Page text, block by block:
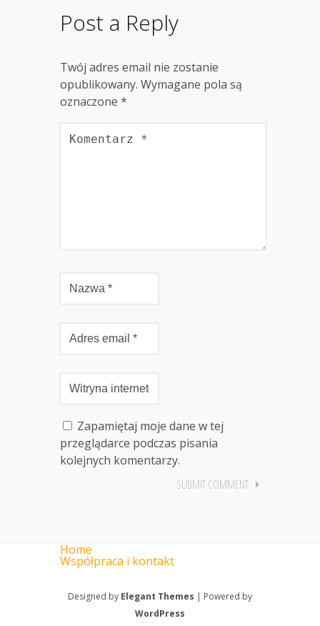
Post a Reply
Twój adres email nie zostanie
opublikowany. Wymagane pola są
oznaczone *
Zapamiętaj moje dane w tej
przeglądarce podczas pisania
kolejnych komentarzy.
Home
Współpraca i kontakt
Designed by Elegant Themes | Powered by
WordPress